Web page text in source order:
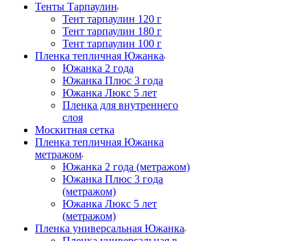
Тенты Тарпаулин
Тент тарпаулин 120 г
Тент тарпаулин 180 г
Тент тарпаулин 100 г
Пленка тепличная Южанка
Южанка 2 года
Южанка Плюс 3 года
Южанка Люкс 5 лет
Пленка для внутреннего
слоя
Москитная сетка
Пленка тепличная Южанка
метражом
Южанка 2 года (метражом)
Южанка Плюс 3 года
(метражом)
Южанка Люкс 5 лет
(метражом)
Пленка универсальная Южанка